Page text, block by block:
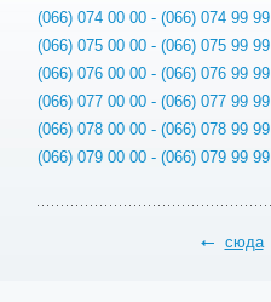
(066) 074 00 00 - (066) 074 99 99
(066) 075 00 00 - (066) 075 99 99
(066) 076 00 00 - (066) 076 99 99
(066) 077 00 00 - (066) 077 99 99
(066) 078 00 00 - (066) 078 99 99
(066) 079 00 00 - (066) 079 99 99
сюда